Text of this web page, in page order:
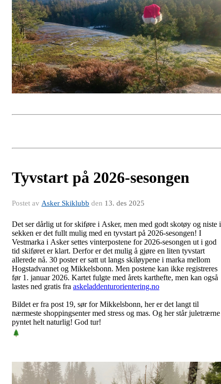
Tyvstart på 2026-sesongen
Postet av Asker Skiklubb den 13. des 2025
Det ser dårlig ut for skiføre i Asker, men med godt skotøy og niste i
sekken er det fullt mulig med en tyvstart på 2026-sesongen! I
Vestmarka i Asker settes vinterpostene for 2026-sesongen ut i god
tid skiføret er klart. Derfor er det mulig å gjøre en liten tyvstart
allerede nå. 30 poster er satt ut langs skiløypene i marka mellom
Hogstadvannet og Mikkelsbonn. Men postene kan ikke registreres
før 1. januar 2026. Kartet fulgte med årets karthefte, men kan også
lastes ned gratis fra askeladdenturorientering.no
Bildet er fra post 19, sør for Mikkelsbonn, her er det langt til
nærmeste shoppingsenter med stress og mas. Og her står juletrærne
pyntet helt naturlig! God tur!